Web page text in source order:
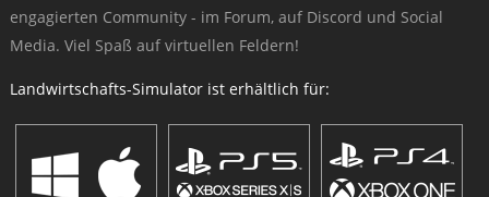
engagierten Community - im Forum, auf Discord und Social
Media. Viel Spaß auf virtuellen Feldern!
Landwirtschafts-Simulator ist erhältlich für: